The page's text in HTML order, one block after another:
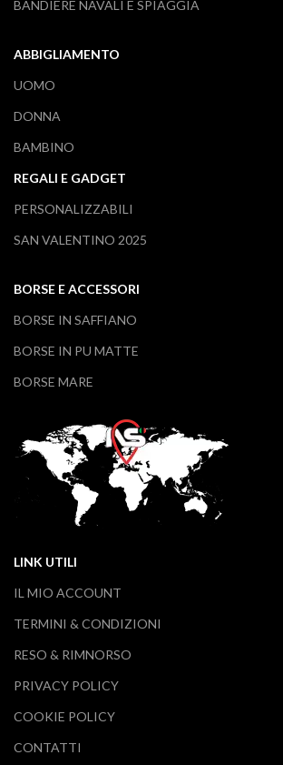
BANDIERE NAVALI E SPIAGGIA
ABBIGLIAMENTO
UOMO
DONNA
BAMBINO
REGALI E GADGET
PERSONALIZZABILI
SAN VALENTINO 2025
BORSE E ACCESSORI
BORSE IN SAFFIANO
BORSE IN PU MATTE
BORSE MARE
LINK UTILI
IL MIO ACCOUNT
TERMINI & CONDIZIONI
RESO & RIMNORSO
PRIVACY POLICY
COOKIE POLICY
CONTATTI